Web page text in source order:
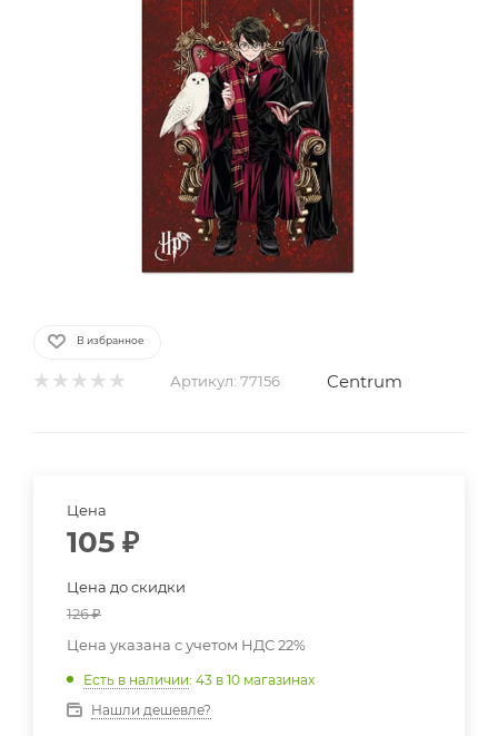
В избранное
Артикул: 77156 Centrum
Цена
105 ₽
Цена до скидки
126₽
Цена указана с учетом НДС 22%
Есть в наличии: 43 в 10 магазинах
Нашли дешевле?